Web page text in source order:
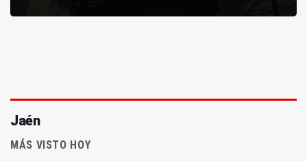
Jaén
MÁS VISTO HOY